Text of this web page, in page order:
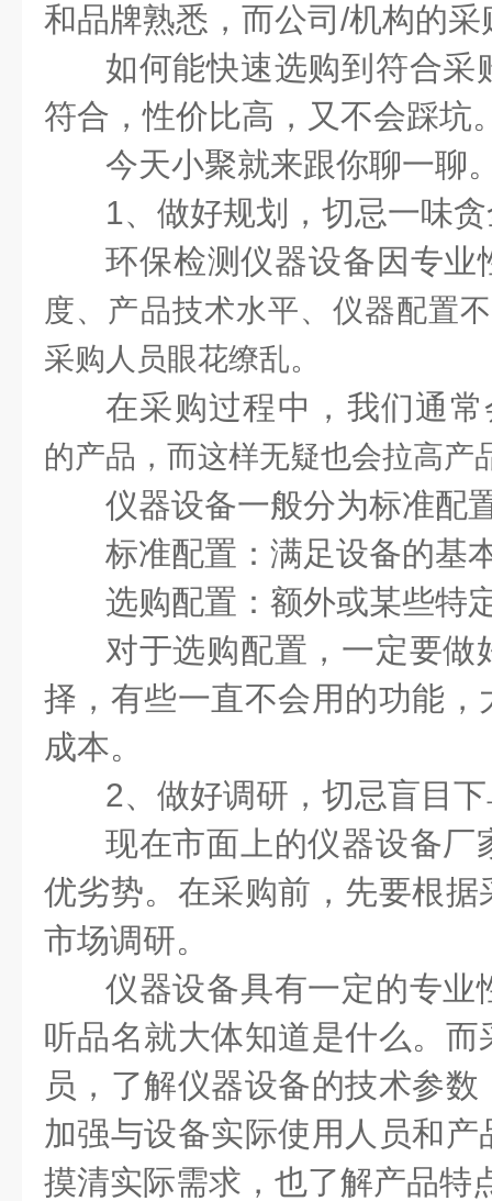
和品牌熟悉，而公司/机构的
如何能快速选购到符合采
符合，性价比高，又不会踩坑
今天小聚就来跟你聊一聊
1、做好规划，切忌一味
环保检测仪器设备因专业
度、产品技术水平、仪器配置
采购人员眼花缭乱。
在采购过程中，我们通
的产品，而这样无疑也会拉高产
仪器设备一般分为标准配
标准配置：满足设备的基
选购配置：额外或某些特
对于选购配置，一定要做
择，有些一直不会用的功能
成本。
2、做好调研，切忌盲目
现在市面上的仪器设备厂
优劣势。在采购前，先要根
市场调研。
仪器设备具有一定的专业
听品名就大体知道是什么。
员，了解仪器设备的技术参
加强与设备实际使用人员和
摸清实际需求，也了解产品特